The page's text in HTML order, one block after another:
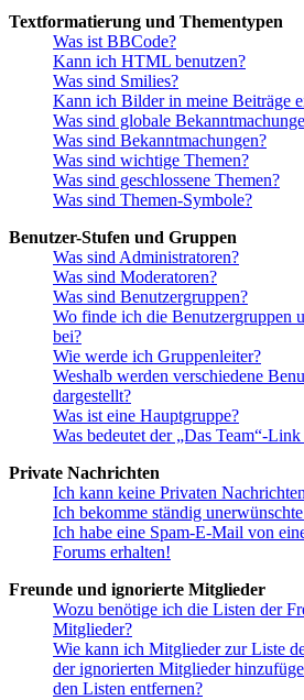
Textformatierung und Thementypen
Was ist BBCode?
Kann ich HTML benutzen?
Was sind Smilies?
Kann ich Bilder in meine Beiträge
Was sind globale
Was sind Bekanntmachungen?
Was sind wichtige Themen?
Was sind geschlossene Themen?
Was sind Themen-Symbole?
Benutzer-Stufen und Gruppen
Was sind Administratoren?
Was sind Moderatoren?
Was sind Benutzergruppen?
Wo finde ich die Benutzergruppen
bei?
Wie werde ich Gruppenleiter?
Weshalb werden verschiedene
dargestellt?
Was ist eine Hauptgruppe?
Was bedeutet der „Das Team“-
Private Nachrichten
Ich kann keine Privaten
Ich bekomme ständig
Ich habe eine Spam-E-Mail von
Forums erhalten!
Freunde und ignorierte Mitglieder
Wozu benötige ich die Listen der
Mitglieder?
Wie kann ich Mitglieder zur Liste
der ignorierten Mitglieder
den Listen entfernen?